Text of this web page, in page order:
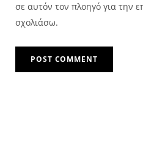
σε αυτόν τον πλοηγό για την
σχολιάσω.